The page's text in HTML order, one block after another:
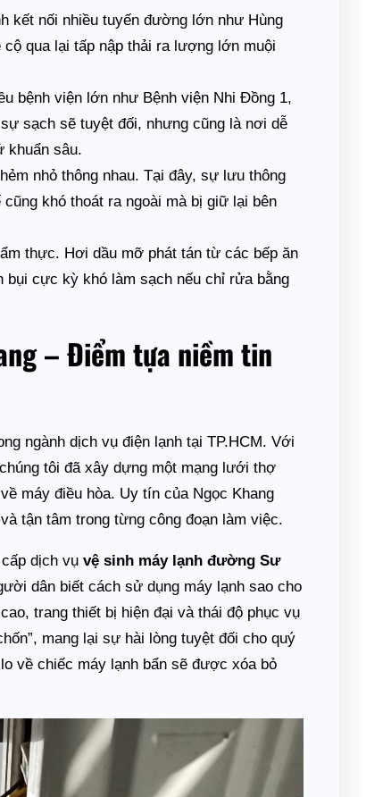
kết nối nhiều tuyến đường lớn như Hùng
qua lại tấp nập thải ra lượng lớn muội
bệnh viện lớn như Bệnh viện Nhi Đồng 1,
sạch sẽ tuyệt đối, nhưng cũng là nơi dễ
khuẩn sâu.
nhỏ thông nhau. Tại đây, sự lưu thông
khó thoát ra ngoài mà bị giữ lại bên
thực. Hơi dầu mỡ phát tán từ các bếp ăn
bụi cực kỳ khó làm sạch nếu chỉ rửa bằng
– Điểm tựa niềm tin
ngành dịch vụ điện lạnh tại TP.HCM. Với
tôi đã xây dựng một mạng lưới thợ
máy điều hòa. Uy tín của Ngọc Khang
tận tâm trong từng công đoạn làm việc.
cấp dịch vụvệ sinh máy lạnh đường Sư
dân biết cách sử dụng máy lạnh sao cho
trang thiết bị hiện đại và thái độ phục vụ
mang lại sự hài lòng tuyệt đối cho quý
về chiếc máy lạnh bẩn sẽ được xóa bỏ